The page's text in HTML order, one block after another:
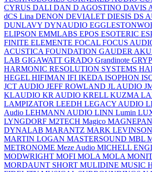
CYRUS DALI DAN D AGOSTINO DAVIS
dCS Lina DENON DEVIALET DIESIS DS
DUNLAVY DYNAUDIO
ELIPSON EMMLABS EPOS ESOTERIC
FINITE ELEMENTE FOCAL FOCUS
ACUSTICA FOUNDATION GAUDER
LAB GIGAWATT GRADO Grandinote
HARMONIC RESOLUTION SYSTEMS
HEGEL HIFIMAN IFI IKEDA ISOPHON
JCT AUDIO JEFF ROWLAND JL AUDIO
KLAUDIO KR AUDIO KRELL KUZMA
LAMPIZATOR LEEDH LEGACY AUDIO
Audio LEHMANN AUDIO LINN Lumin
LYNGDORF M2TECH Magico MAGNEPAN
DYNALAB MARANTZ MARK LEVINSON
MARTIN LOGAN MASTERSOUND MBL
METRONOME Meze Audio MICHELL
MODWRIGHT MOFI MOLA MOLA
MORDAUNT SHORT MULIDINE MUSIC